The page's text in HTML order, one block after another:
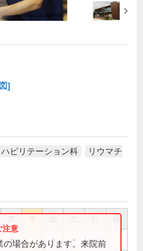
]
ハビリテーション科
リウマチ
祝
● ●
場合があります。来院前